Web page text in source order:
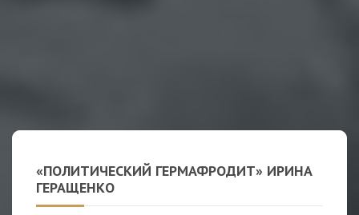
«ПОЛИТИЧЕСКИЙ ГЕРМАФРОДИТ» ИРИНА
ГЕРАЩЕНКО